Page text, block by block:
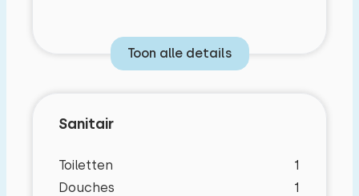
Toon alle details
Sanitair
Toiletten
1
Douches
1